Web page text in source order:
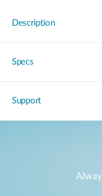
Description
Specs
Support